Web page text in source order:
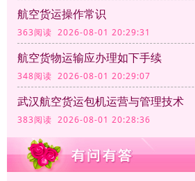
航空货运操作常识
363阅读 2026-08-01 20:29:31
航空货物运输应办理如下手续
348阅读 2026-08-01 20:29:07
武汉航空货运包机运营与管理技术
383阅读 2026-08-01 20:28:36